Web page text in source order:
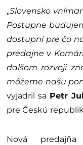
„Slovensko
Postupne
dostupní pre čo
predajne v
ďalšom rozvoji
môžeme našu
vyjadril sa Petr
pre Českú
Nová